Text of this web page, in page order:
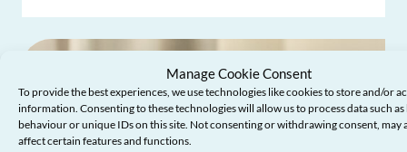
Manage Cookie Consent
To provide the best experiences, we use technologies like cookies to store and/or
information. Consenting to these technologies will allow us to process data such
behaviour or unique IDs on this site. Not consenting or withdrawing consent, may
affect certain features and functions.